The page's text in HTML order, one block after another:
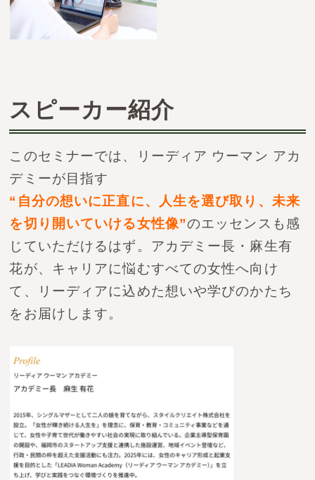
スピーカー紹介
このセミナーでは、リーディア ウーマン アカ
デミーが目指す
“自分の想いに正直に、人生を選び取り、未来
を切り開いていける女性像”のエッセンスも感
じていただけるはず。
アカデミー長・麻生有
花が、キャリアに悩むすべての女性へ向け
て、リーディアに込めた想いや学びのかたち
をお届けします。